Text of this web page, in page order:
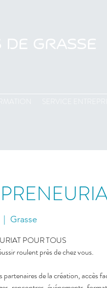
DE GRASSE
SERVICE
Grasse
POUR TOUS
roulent près de chez vous.
de la création, accès